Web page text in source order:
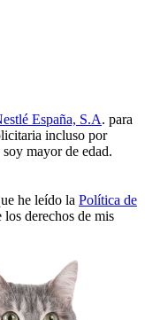
España, S.A. para
incluso por
mayor de edad.
he leído la Política de
derechos de mis